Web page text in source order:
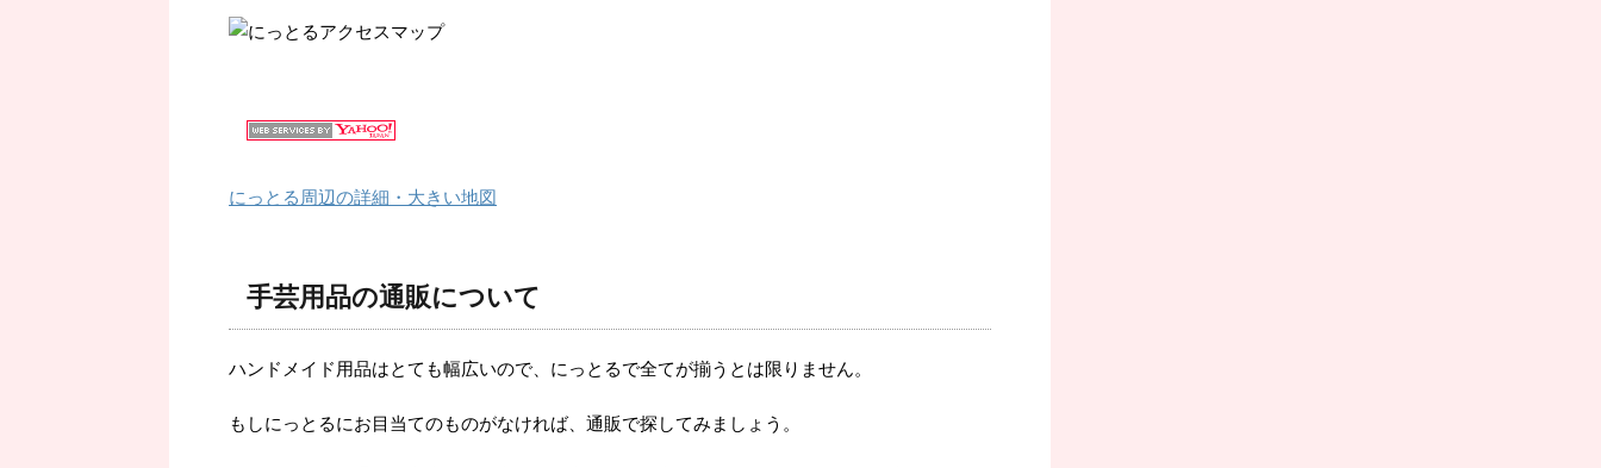
にっとる周辺の詳細・大きい地図
手芸用品の通販について
ハンドメイド用品はとても幅広いので、にっとるで全てが揃うとは限りません。
もしにっとるにお目当てのものがなければ、通販で探してみましょう。